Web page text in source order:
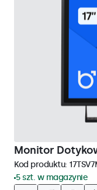
Monitor
Kod produktu:
5 szt. w magazynie